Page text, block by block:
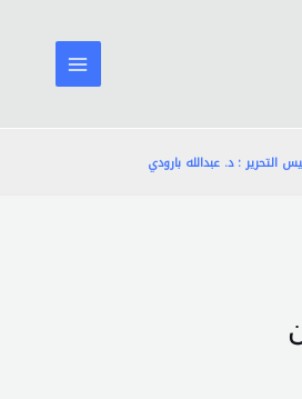
التحرير : د. عبدالله بارودي